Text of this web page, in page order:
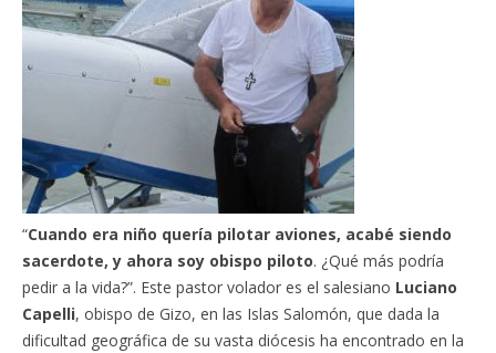
“Cuando era niño quería pilotar aviones, acabé siendo
sacerdote, y ahora soy obispo piloto. ¿Qué más podría
pedir a la vida?”. Este pastor volador es el salesiano Luciano
Capelli, obispo de Gizo, en las Islas Salomón, que dada la
dificultad geográfica de su vasta diócesis ha encontrado en la